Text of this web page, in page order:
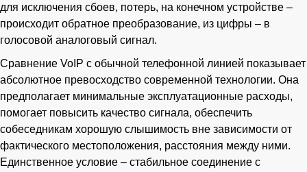
для исключения сбоев, потерь, на конечном устройстве –
происходит обратное преобразование, из цифры – в
голосовой аналоговый сигнал.
Сравнение VoIP с обычной телефонной линией показывает
абсолютное превосходство современной технологии. Она
предполагает минимальные эксплуатационные расходы,
помогает повысить качество сигнала, обеспечить
собеседникам хорошую слышимость вне зависимости от
фактического местоположения, расстояния между ними.
Единственное условие – стабильное соединение с